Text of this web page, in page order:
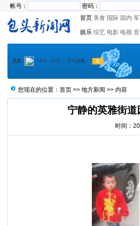
帐号： 密码：
首页 美食 国际 国内
娱乐 综艺 电影 电视
您现在的位置： 首页 >> 地方新闻 >> 内容
宁静的英雅街
时间：